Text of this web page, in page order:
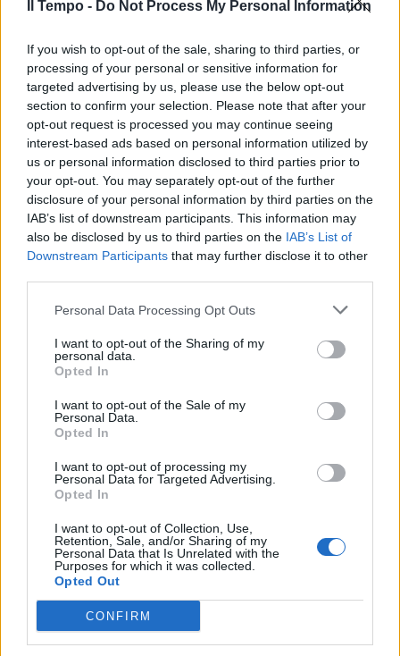
Il Tempo - Do Not Process My Personal Information
If you wish to opt-out of the sale, sharing to third parties, or
processing of your personal or sensitive information for
targeted advertising by us, please use the below opt-out
section to confirm your selection. Please note that after your
opt-out request is processed you may continue seeing
interest-based ads based on personal information utilized by
us or personal information disclosed to third parties prior to
your opt-out. You may separately opt-out of the further
disclosure of your personal information by third parties on the
IAB’s list of downstream participants. This information may
also be disclosed by us to third parties on the IAB’s List of
Downstream Participants that may further disclose it to other
Personal Data Processing Opt Outs
I want to opt-out of the Sharing of my
personal data.
Opted In
I want to opt-out of the Sale of my
Personal Data.
Opted In
I want to opt-out of processing my
Personal Data for Targeted Advertising.
Opted In
I want to opt-out of Collection, Use,
Retention, Sale, and/or Sharing of my
Personal Data that Is Unrelated with the
Purposes for which it was collected.
Opted Out
CONFIRM